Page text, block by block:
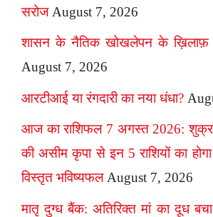
सरोज August 7, 2026
शासन के नैतिक खोखलेपन के ख़िलाफ़
August 7, 2026
आरटीआई या रंगदारी का नया धंधा?
आज का राशिफल 7 अगस्त 2026:
की असीम कृपा से इन 5 राशियों का होगा
विस्तृत भविष्यफल August 7, 2026
मातृ दुग्ध बैंक: अतिरिक्त मां का दूध